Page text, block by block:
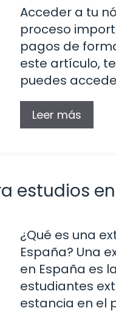
Acceder a tu
proceso
pagos de
este artículo,
puedes
Leer más
estudios
¿Qué es una
España? Una
en España es
estudiantes
estancia en el